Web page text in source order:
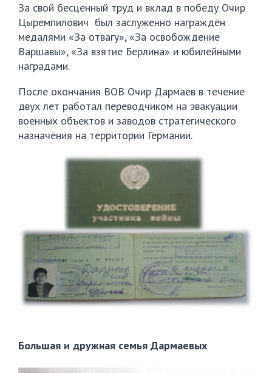
За свой бесценный труд и вклад в победу Очир
Цыремпилович был заслуженно награждён
медалями «За отвагу», «За освобождение
Варшавы», «За взятие Берлина» и юбилейными
наградами.
После окончания ВОВ Очир Дармаев в течение
двух лет работал переводчиком на эвакуации
военных объектов и заводов стратегического
назначения на территории Германии.
Большая и дружная семья Дармаевых